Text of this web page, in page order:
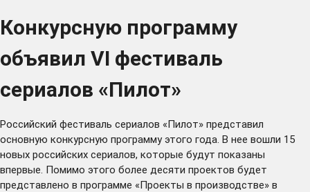
Конкурсную программу
объявил VI фестиваль
сериалов «Пилот»
Российский фестиваль сериалов «Пилот» представил
основную конкурсную программу этого года. В нее вошли 15
новых российских сериалов, которые будут показаны
впервые. Помимо этого более десяти проектов будет
представлено в программе «Проекты в производстве» в